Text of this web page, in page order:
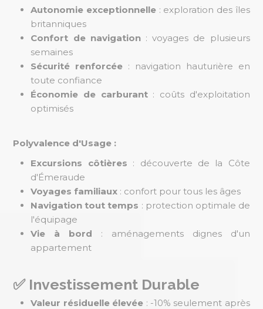
Autonomie exceptionnelle : exploration des îles
britanniques
Confort de navigation: voyages de plusieurs
semaines
Sécurité renforcée : navigation hauturière en
toute confiance
Économie de carburant: coûts d'exploitation
optimisés
Polyvalence d'Usage :
Excursions côtières : découverte de la Côte
d'Émeraude
Voyages familiaux : confort pour tous les âges
Navigation tout temps : protection optimale de
l'équipage
Vie à bord : aménagements dignes d'un
appartement
✅ Investissement Durable
Valeur résiduelle élevée : -10% seulement après